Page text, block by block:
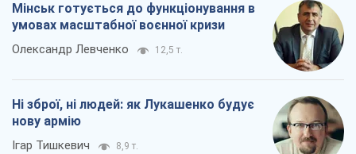
Мінськ готується до функціонування в
умовах масштабної воєнної кризи
Олександр Левченко 12,5 т.
Ні зброї, ні людей: як Лукашенко будує
нову армію
Ігар Тишкевич 8,9 т.